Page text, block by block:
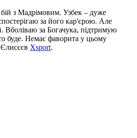
з Мадрімовим. Узбек – дуже
за його кар'єрою. Але
Вболіваю за Богачука, підтримую
буде. Немає фаворита у цьому
Xsport.